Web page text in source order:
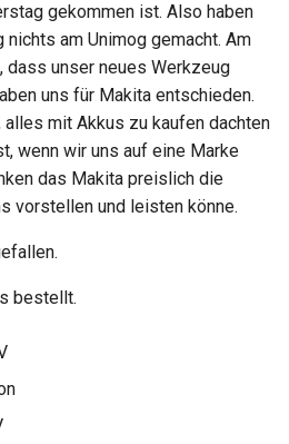
gekommen ist. Also haben
am Unimog gemacht. Am
dass unser neues Werkzeug
uns für Makita entschieden.
alles mit Akkus zu kaufen dachten
wenn wir uns auf eine Marke
das Makita preislich die
vorstellen und leisten könne.
bestellt.